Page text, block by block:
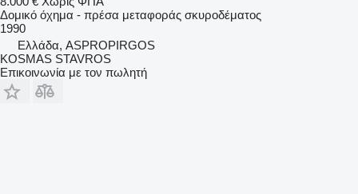
Δομικό όχημα - πρέσα μεταφοράς σκυροδέματος
1990
Ελλάδα, ASPROPIRGOS
KOSMAS STAVROS
Επικοινωνία με τον πωλητή